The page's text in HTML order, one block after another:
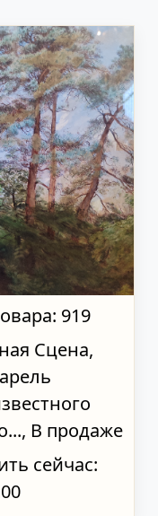
919
Сцена,
В продаже
сейчас: